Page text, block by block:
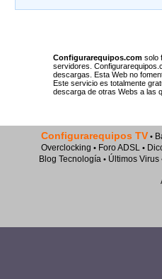
Configurarequipos.com solo
servidores.
descargas. Esta Web no
Este servicio es totalmente
descarga de otras Webs a las
Configurarequipos TV•
Overclocking • Foro ADSL •
Blog Tecnología • Últimos Virus